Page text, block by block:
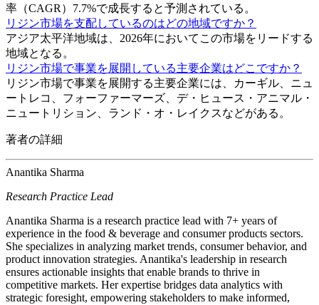
率（CAGR）7.7%で成長すると予測されている。
リジン市場を支配しているのはどの地域ですか？
アジア太平洋地域は、2026年においてこの市場をリードする
地域となる。
リジン市場で事業を展開している主要企業はどこですか？
リジン市場で事業を展開する主要企業には、カーギル、ニュ
ートレコ、フォーファーマーズ、デ・ヒュース・アニマル・
ニュートリション、ランド・オ・レイクスなどがある。
著者の詳細
Anantika Sharma
Research Practice Lead
Anantika Sharma is a research practice lead with 7+ years of
experience in the food & beverage and consumer products sectors.
She specializes in analyzing market trends, consumer behavior, and
product innovation strategies. Anantika's leadership in research
ensures actionable insights that enable brands to thrive in
competitive markets. Her expertise bridges data analytics with
strategic foresight, empowering stakeholders to make informed,